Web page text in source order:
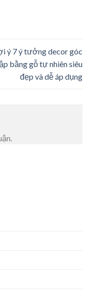
ý 7 ý tưởng decor góc
bằng gỗ tự nhiên siêu
đẹp và dễ áp dụng